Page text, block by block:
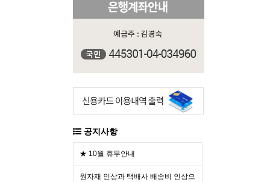
공지사항
★ 10월 휴무안내
원자재 인상과 택배사 배송비 인상으